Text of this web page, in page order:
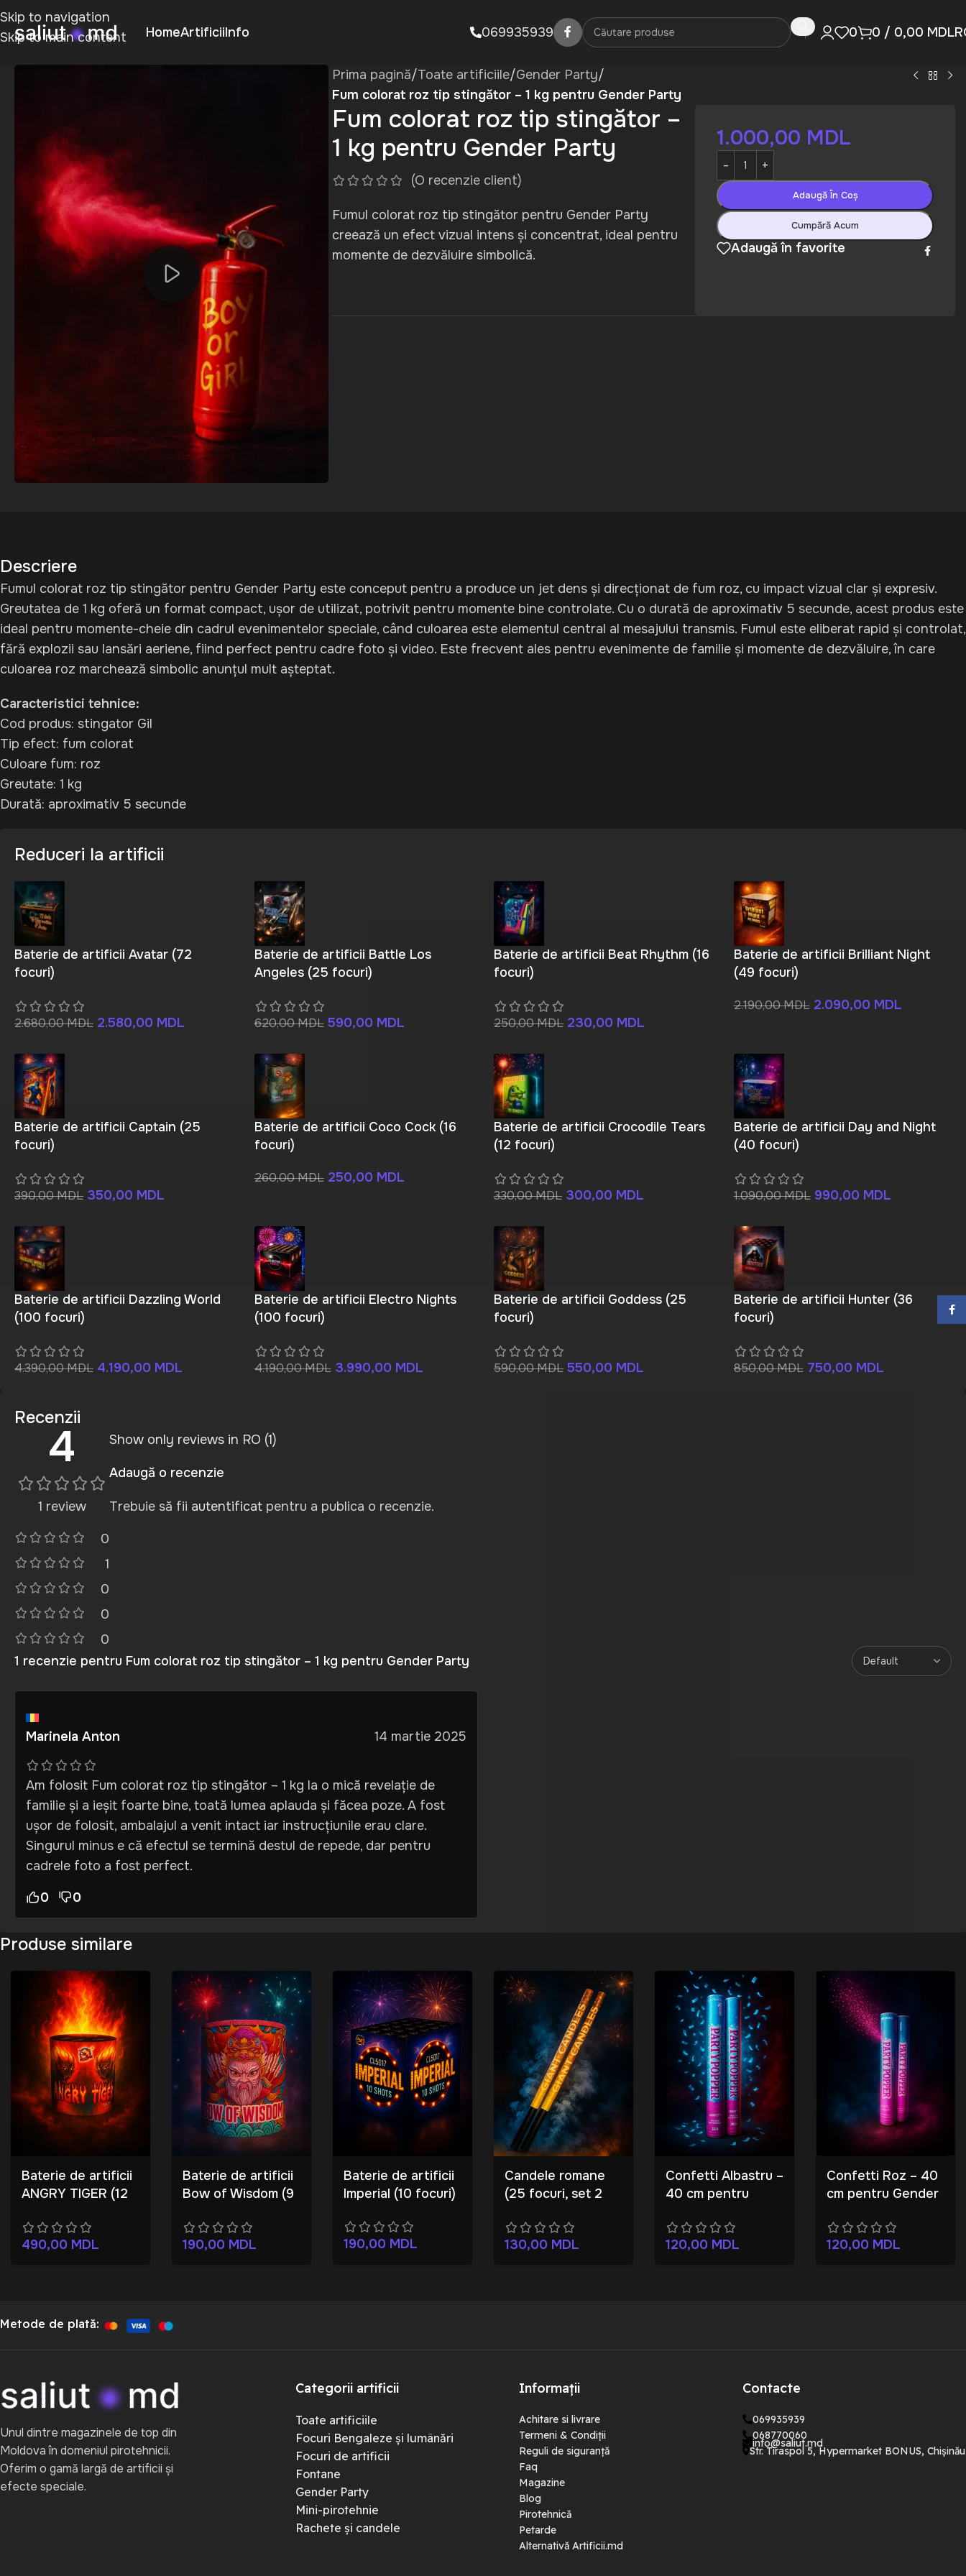
Skip to navigation
Skip to main content
HomeArtificiiInfo 069935939 0 0 / 0,00 MDL
Prima pagină/Toate artificiile/Gender Party/
Fum colorat roz tip stingător – 1 kg pentru Gender Party
Fum colorat roz tip stingător –
1 kg pentru Gender Party
(O recenzie client)
Fumul colorat roz tip stingător pentru Gender Party
creează un efect vizual intens și concentrat, ideal pentru
momente de dezvăluire simbolică.
1.000,00 MDL
Adaugă În Coș
Cumpără Acum
Adaugă în favorite
Descriere
Fumul colorat roz tip stingător pentru Gender Party este conceput pentru a produce un jet dens și direcționat de fum roz, cu impact vizual clar și expresiv.
Greutatea de 1 kg oferă un format compact, ușor de utilizat, potrivit pentru momente bine controlate. Cu o durată de aproximativ 5 secunde, acest produs este
ideal pentru momente-cheie din cadrul evenimentelor speciale, când culoarea este elementul central al mesajului transmis. Fumul este eliberat rapid și controlat,
fără explozii sau lansări aeriene, fiind perfect pentru cadre foto și video. Este frecvent ales pentru evenimente de familie și momente de dezvăluire, în care
culoarea roz marchează simbolic anunțul mult așteptat.
Caracteristici tehnice:
Cod produs: stingator Gil
Tip efect: fum colorat
Culoare fum: roz
Greutate: 1 kg
Durată: aproximativ 5 secunde
Reduceri la artificii
Baterie de artificii Avatar (72
focuri)
2.680,00MDL 2.580,00 MDL
Baterie de artificii Battle Los
Angeles (25 focuri)
620,00MDL 590,00 MDL
Baterie de artificii Beat Rhythm (16
focuri)
250,00MDL 230,00 MDL
Baterie de artificii Brilliant Night
(49 focuri)
2.190,00MDL 2.090,00 MDL
Baterie de artificii Captain (25
focuri)
390,00MDL 350,00 MDL
Baterie de artificii Coco Cock (16
focuri)
260,00MDL 250,00 MDL
Baterie de artificii Crocodile Tears
(12 focuri)
330,00MDL 300,00 MDL
Baterie de artificii Day and Night
(40 focuri)
1.090,00MDL 990,00 MDL
Baterie de artificii Dazzling World
(100 focuri)
4.390,00MDL 4.190,00 MDL
Baterie de artificii Electro Nights
(100 focuri)
4.190,00MDL 3.990,00 MDL
Baterie de artificii Goddess (25
focuri)
590,00MDL 550,00 MDL
Baterie de artificii Hunter (36
focuri)
850,00MDL 750,00 MDL
Recenzii
4
1 review
0
1
0
0
0
1 recenzie pentru Fum colorat roz tip stingător – 1 kg pentru Gender Party
Marinela Anton 14 martie 2025
Am folosit Fum colorat roz tip stingător – 1 kg la o mică revelație de
familie și a ieșit foarte bine, toată lumea aplauda și făcea poze. A fost
ușor de folosit, ambalajul a venit intact iar instrucțiunile erau clare.
Singurul minus e că efectul se termină destul de repede, dar pentru
cadrele foto a fost perfect.
0 0
Show only reviews in RO (1)
Adaugă o recenzie
Trebuie să fii autentificat pentru a publica o recenzie.
Produse similare
Baterie de artificii
ANGRY TIGER (12
490,00 MDL
Baterie de artificii
Bow of Wisdom (9
190,00 MDL
Baterie de artificii
Imperial (10 focuri)
190,00 MDL
Candele romane
(25 focuri, set 2
130,00 MDL
Confetti Albastru –
40 cm pentru
120,00 MDL
Confetti Roz – 40
cm pentru Gender
120,00 MDL
Metode de plată:
Unul dintre magazinele de top din
Moldova în domeniul pirotehnicii.
Oferim o gamă largă de artificii și
efecte speciale.
Categorii artificii
Toate artificiile
Focuri Bengaleze și lumânări
Focuri de artificii
Fontane
Gender Party
Mini-pirotehnie
Rachete și candele
Informații
Achitare si livrare
Termeni & Condiții
Reguli de siguranță
Faq
Magazine
Blog
Pirotehnică
Petarde
Alternativă Artificii.md
Contacte
069935939
068770060
info@saliut.md
Str. Tiraspol 5, Hypermarket BONUS, Chișinău